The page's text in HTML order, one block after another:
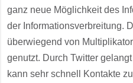
ganz neue Möglichkeit des
der Informationsverbreitung.
überwiegend von
genutzt. Durch Twitter
kann sehr schnell Kontakte